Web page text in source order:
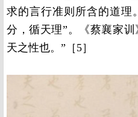
求的言行准则所含的道理
分，循天理”。《蔡襄家训
天之性也。”［5］